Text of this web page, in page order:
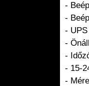
-
-
-
-
-
- 15-
-